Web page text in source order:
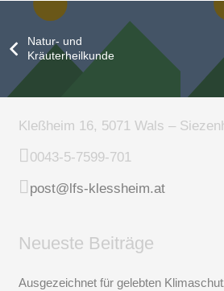
Natur- und
Kräuterheilkunde
Kleßheim 16, 5071 Wals –
0043-5-7599-701
post@lfs-klessheim.at
Neueste Beiträge
Ausgezeichnet für gelebten